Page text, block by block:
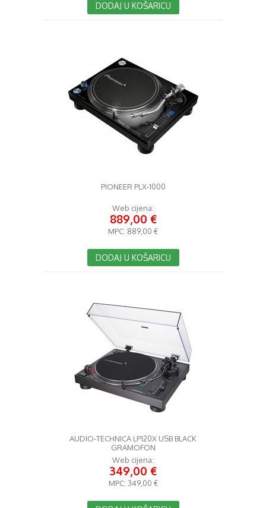
DODAJ U KOŠARICU
PIONEER PLX-1000
Web cijena:
889,00 €
MPC: 889,00 €
DODAJ U KOŠARICU
AUDIO-TECHNICA LP120X USB BLACK
GRAMOFON
Web cijena:
349,00 €
MPC: 349,00 €